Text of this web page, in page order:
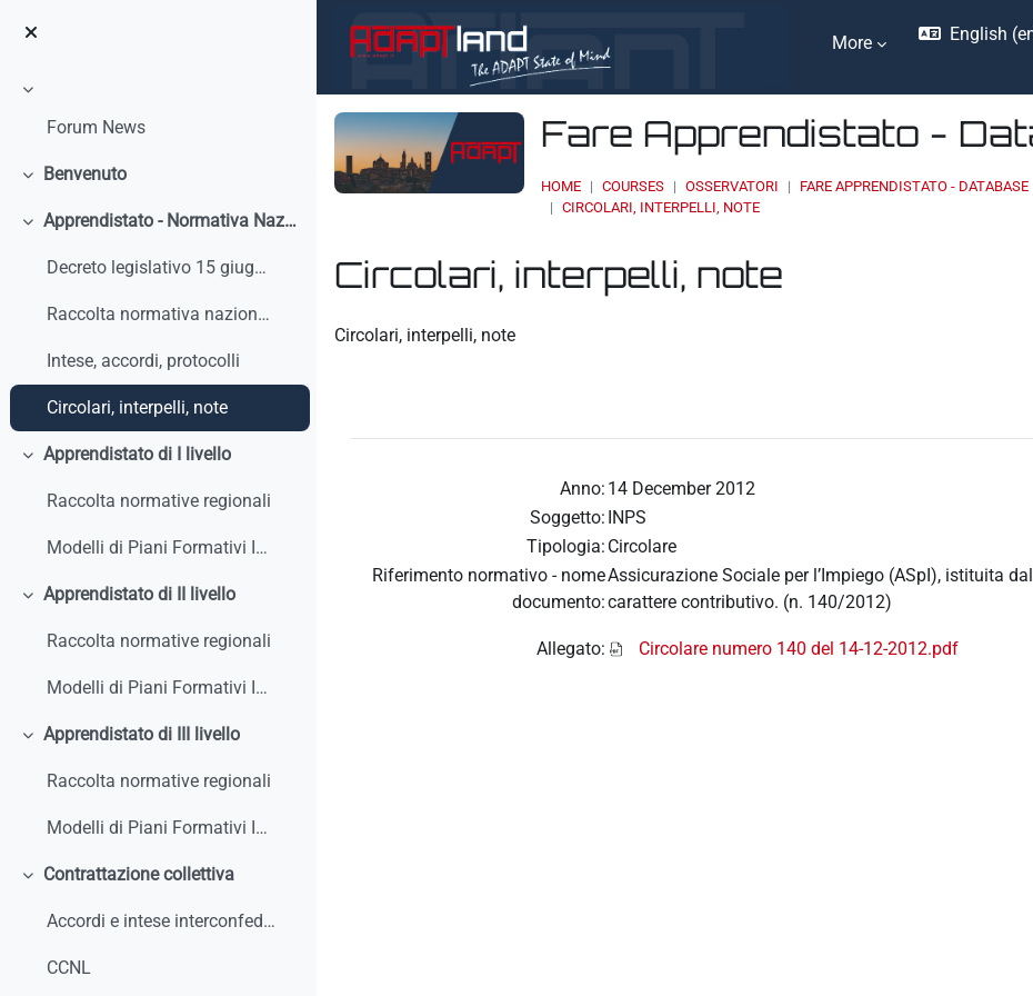
More English
Collapse
Forum News
Collapse
Benvenuto
Collapse
Apprendistato - Normativa Nazionale
Decreto legislativo 15 giugno 2015, n. 81 - Discip...
Raccolta normativa nazionale
Intese, accordi, protocolli
Circolari, interpelli, note
Collapse
Apprendistato di I livello
Raccolta normative regionali
Modelli di Piani Formativi Individuali
Collapse
Apprendistato di II livello
Raccolta normative regionali
Modelli di Piani Formativi Individuali
Collapse
Apprendistato di III livello
Raccolta normative regionali
Modelli di Piani Formativi Individuali
Collapse
Contrattazione collettiva
Accordi e intese interconfederali
CCNL
Fare Apprendistato -
HOME COURSES OSSERVATORI FARE APPRENDISTATO - DATABASE
CIRCOLARI, INTERPELLI, NOTE
Circolari, interpelli, note
Circolari, interpelli, note
Anno: 14 December 2012
Soggetto: INPS
Tipologia: Circolare
Riferimento normativo - nome
documento:
Assicurazione Sociale per l’Impiego (ASpI), istituita
carattere contributivo. (n. 140/2012)
Allegato: Circolare numero 140 del 14-12-2012.pdf